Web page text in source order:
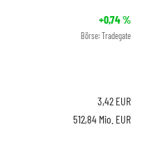
+0,74%
Börse: Tradegate
3,42 EUR
512,84 Mio. EUR